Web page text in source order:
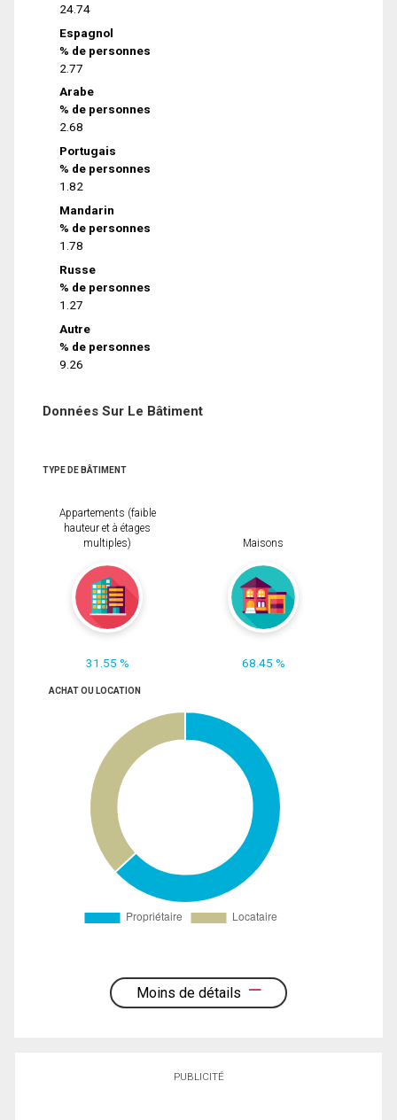
24.74
Espagnol
% de personnes
2.77
Arabe
% de personnes
2.68
Portugais
% de personnes
1.82
Mandarin
% de personnes
1.78
Russe
% de personnes
1.27
Autre
% de personnes
9.26
Données Sur Le Bâtiment
TYPE DE BÂTIMENT
Appartements (faible
hauteur et à étages
multiples)
31.55 %
Maisons
68.45 %
ACHAT OU LOCATION
Moins de détails
PUBLICITÉ